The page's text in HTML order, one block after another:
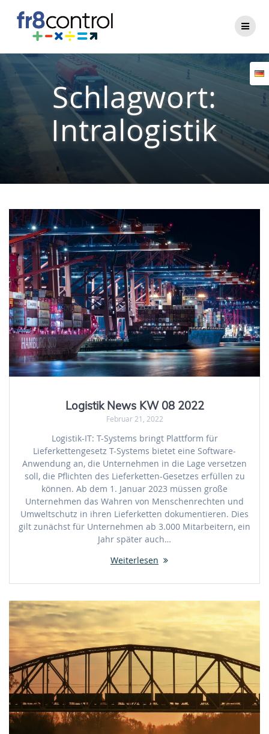
Schlagwort:
Intralogistik
Logistik News KW 08 2022
Februar 21, 2022
Logistik-IT: T-Systems bringt Plattform für
Lieferkettengesetz T-Systems bietet eine Software-
Anwendung an, die Unternehmen in die Lage versetzen
soll, die Pflichten des Lieferketten-Gesetzes erfüllen zu
können. Ab dem 1. Januar 2023 müssen große
Unternehmen das Wahren von Menschenrechten und
Umweltschutz in ihren Lieferketten dokumentieren. Dies
gilt zunächst für Unternehmen ab 3.000 Mitarbeitern, ein
Jahr später auch…
Weiterlesen